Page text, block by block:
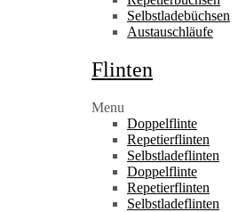
Selbstladebüchsen
Austauschläufe
Flinten
Menu
Doppelflinte
Repetierflinten
Selbstladeflinten
Doppelflinte
Repetierflinten
Selbstladeflinten